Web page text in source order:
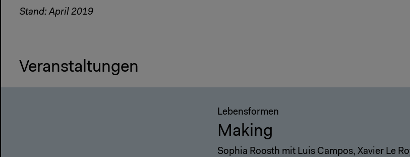
Stand: April 2019
Veranstaltungen
Lebensformen
Making
Sophia Roosth mit Luis Campos, Xavier Le